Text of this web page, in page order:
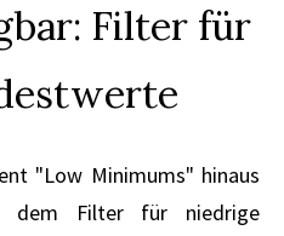
Filter für
"Low Minimums" hinaus
dem Filter für niedrige